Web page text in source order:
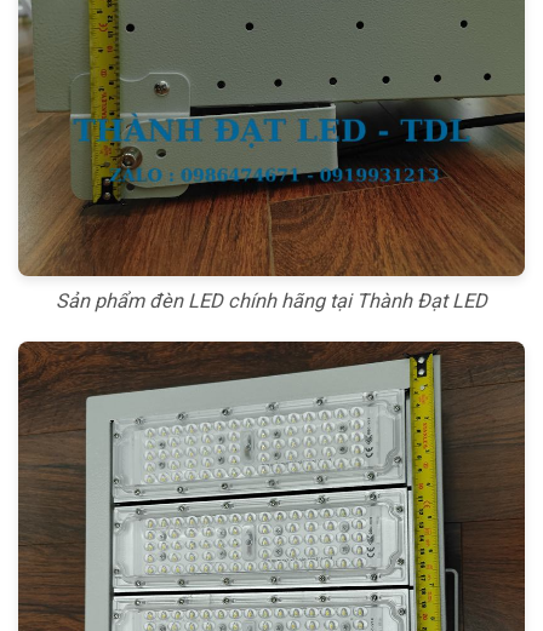
Sản phẩm đèn LED chính hãng tại Thành Đạt LED